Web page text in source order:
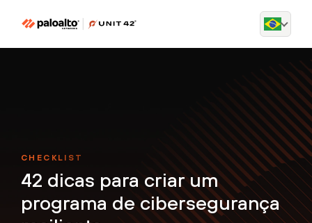
CHECKLIST
42 dicas para criar um
programa de cibersegurança